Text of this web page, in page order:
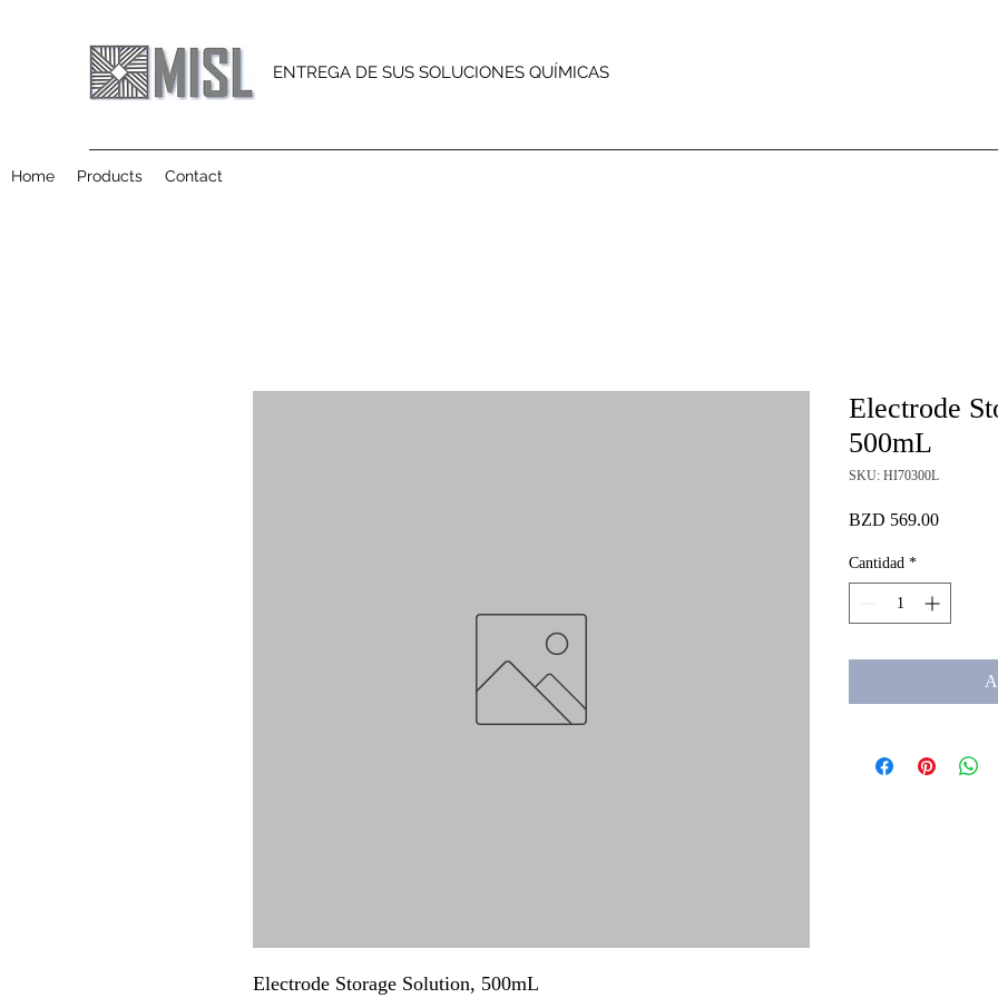
ENTREGA DE SUS SOLUCIONES QUÍMICAS
Home Products Contact
Electrode Storage Solution, 500mL
Electrode
500mL
SKU: HI70300L
BZD 569.00Precio
Cantidad *